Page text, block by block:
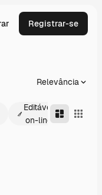
Registrar-se
Relevância
Editável
on-line